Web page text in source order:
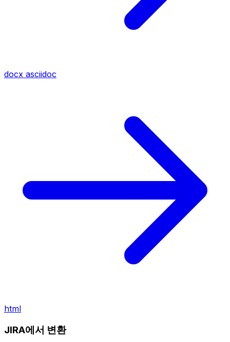
docx asciidoc
html
JIRA에서 변환